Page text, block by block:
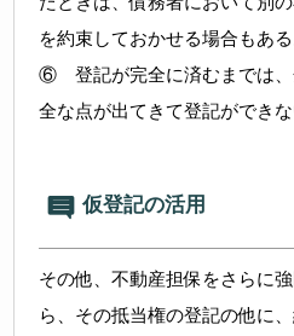
を約束しておかせる場合もある
⑥ 登記が完全に済むまでは、
全な点が出てきて登記ができな
仮登記の活用
その他、不動産担保をさらに
ら、その抵当権の登記の他に